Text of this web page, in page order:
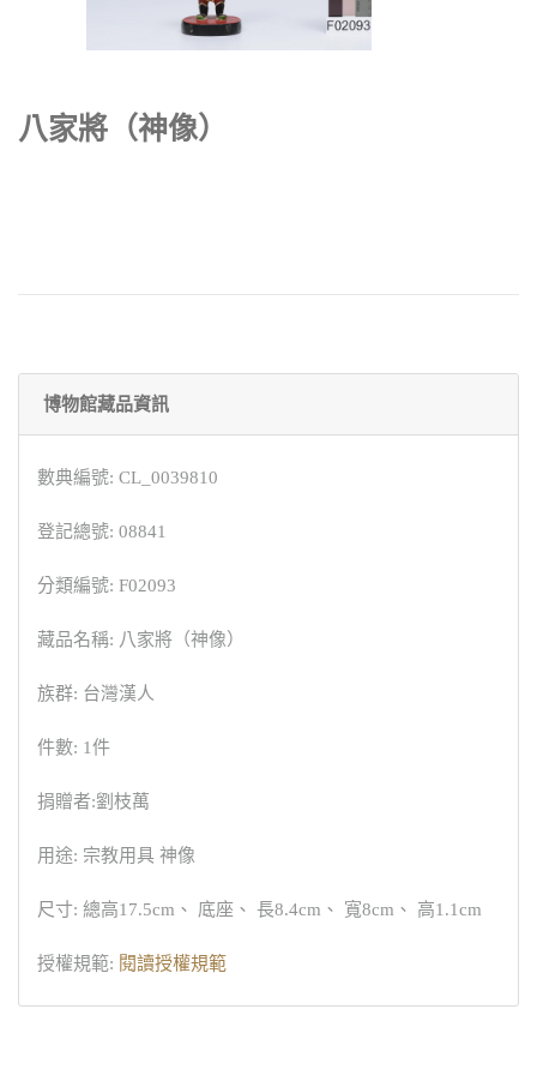
八家將（神像）
博物館藏品資訊
數典編號: CL_0039810
登記總號: 08841
分類編號: F02093
藏品名稱: 八家將（神像）
族群: 台灣漢人
件數: 1件
捐贈者:劉枝萬
用途: 宗教用具 神像
尺寸: 總高17.5cm、 底座、 長8.4cm、 寬8cm、 高1.1cm
授權規範: 閱讀授權規範